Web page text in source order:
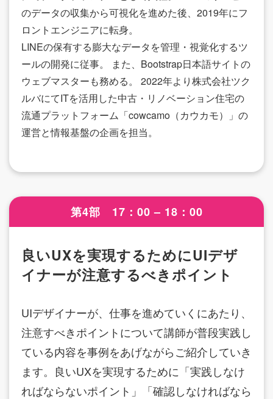
のデータの収集から可視化を進めた後、2019年にフ
ロントエンジニアに転身。
LINEの保有する膨大なデータを管理・視覚化するツ
ールの開発に従事。 また、Bootstrap日本語サイトの
ウェブマスターも務める。 2022年より株式会社ツク
ルバにてITを活用した中古・リノベーション住宅の
流通プラットフォーム「cowcamo（カウカモ）」の
運営と情報基盤の企画を担当。
第4部 17：00 – 18：00
良いUXを実現するためにUIデザ
イナーが注意するべきポイント
UIデザイナーが、仕事を進めていくにあたり、
注意すべきポイントについて講師が普段実践し
ている内容を事例をあげながらご紹介していき
ます。良いUXを実現するために「実践しなけ
ればならないポイント」「確認しなければなら